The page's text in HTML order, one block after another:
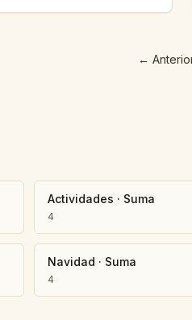
←
Actividades · Suma
4
Navidad · Suma
4